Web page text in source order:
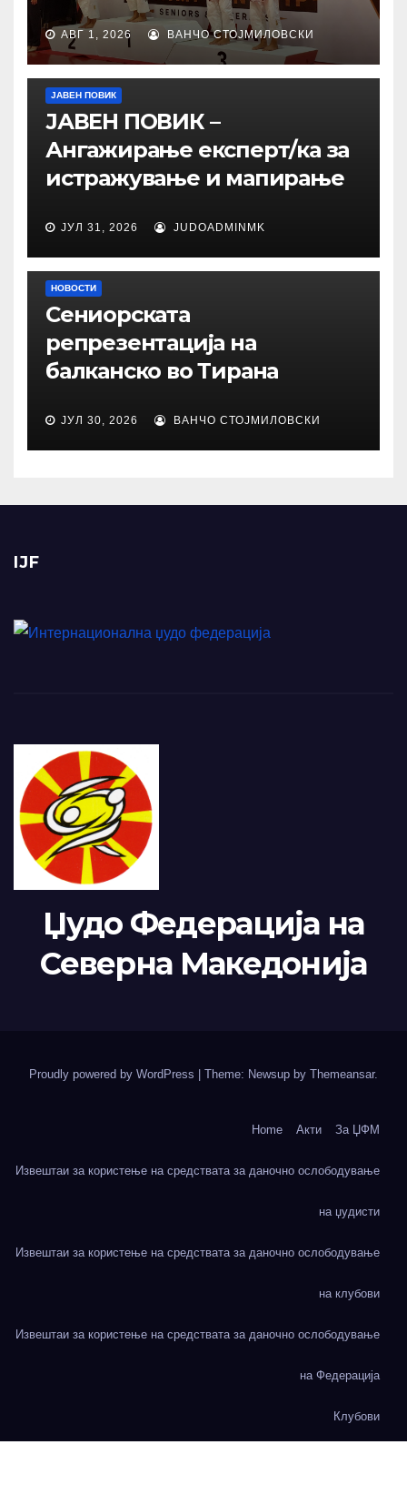
АВГ 1, 2026 ВАНЧО СТОЈМИЛОВСКИ
ЈАВЕН ПОВИК
ЈАВЕН ПОВИК –
Ангажирање експерт/ка за
истражување и мапирање
ЈУЛ 31, 2026 JUDOADMINMK
НОВОСТИ
Сениорската
репрезентација на
балканско во Тирана
ЈУЛ 30, 2026 ВАНЧО СТОЈМИЛОВСКИ
IJF
Џудо Федерација на
Северна Македонија
Proudly powered by WordPress Theme: Newsup by Themeansar.
Home Акти За ЏФМ
Извештаи за користење на средствата за даночно ослободување
на џудисти
Извештаи за користење на средствата за даночно ослободување
на клубови
Извештаи за користење на средствата за даночно ослободување
на Федерација
Клубови